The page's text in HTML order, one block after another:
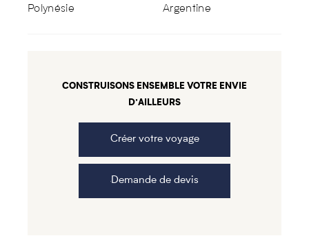
Polynésie Argentine
CONSTRUISONS ENSEMBLE VOTRE ENVIE
D’AILLEURS
Créer votre voyage
Demande de devis